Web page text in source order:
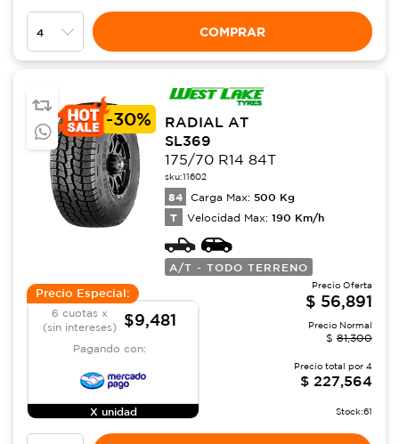
COMPRAR
-30%
RADIAL AT
SL369
175/70 R14 84T
sku:11602
84 Carga Max: 500 Kg
T Velocidad Max: 190 Km/h
A/T - TODO TERRENO
Precio Especial:
6 cuotas x
(sin intereses)
$9,481
Pagando con:
X unidad
Precio Oferta
$ 56,891
Precio Normal
$ 81,300
Precio total por 4
$ 227,564
Stock:61